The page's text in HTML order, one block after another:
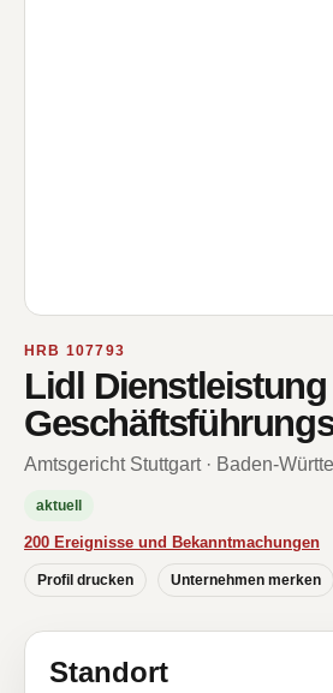
HRB 107793
Lidl Dienstleistung
Amtsgericht Stuttgart · Baden-
aktuell
200 Ereignisse und Bekanntmachungen
Profil drucken Unternehmen merken
Standort